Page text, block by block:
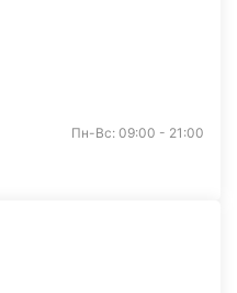
Пн-Вс: 09:00 - 21:00